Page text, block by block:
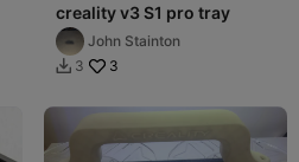
creality v3 S1 pro tray
John Stainton
 3 3